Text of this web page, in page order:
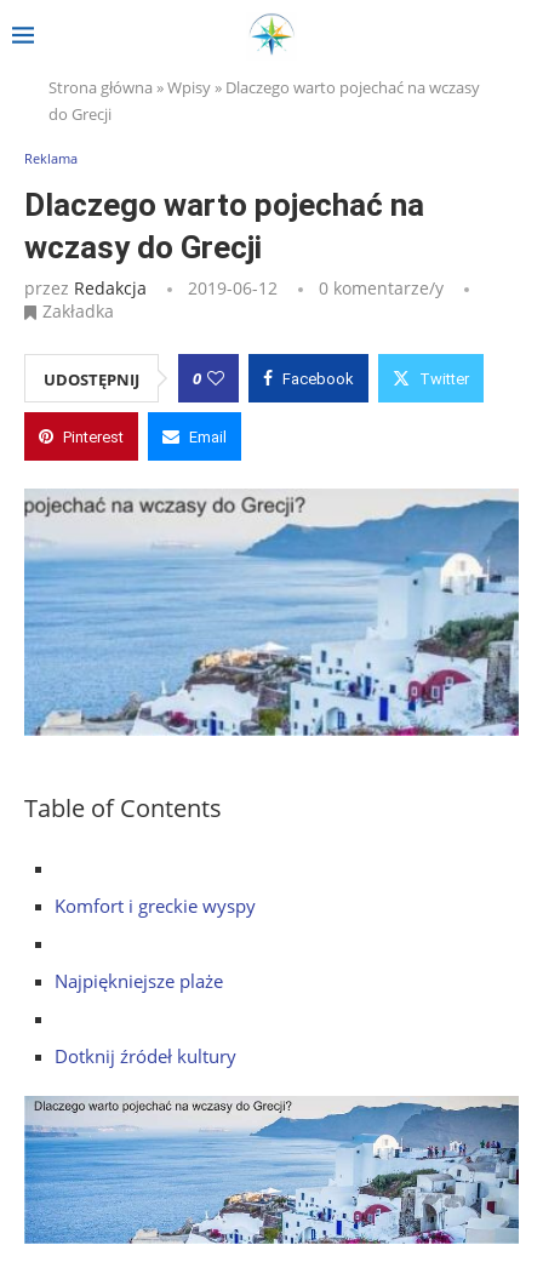
Strona główna »Wpisy» Dlaczego warto pojechać na wczasy
do Grecji
Reklama
Dlaczego warto pojechać na
wczasy do Grecji
przez Redakcja 2019-06-12
0 komentarze/y
Zakładka
UDOSTĘPNIJ 0 Facebook Twitter
Pinterest Email
Table of Contents
Komfort i greckie wyspy
Najpiękniejsze plaże
Dotknij źródeł kultury